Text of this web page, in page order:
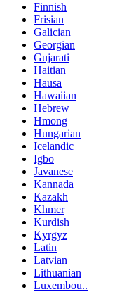
Finnish
Frisian
Galician
Georgian
Gujarati
Haitian
Hausa
Hawaiian
Hebrew
Hmong
Hungarian
Icelandic
Igbo
Javanese
Kannada
Kazakh
Khmer
Kurdish
Kyrgyz
Latin
Latvian
Lithuanian
Luxembou..